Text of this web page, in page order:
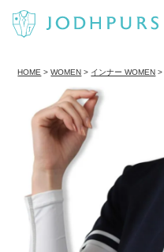
HOME WOMEN インナー WOMEN